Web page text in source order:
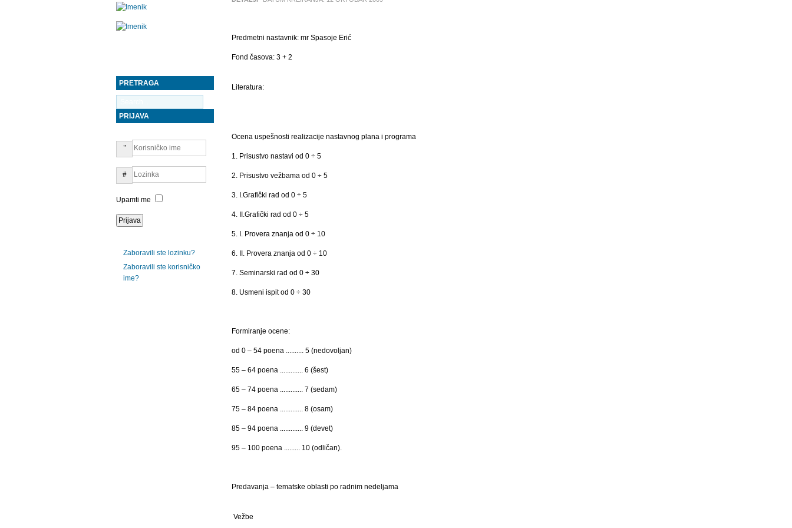
Predmetni nastavnik: mr Spasoje Erić
Fond časova: 3 + 2
Literatura:
Ocena uspešnosti realizacije nastavnog plana i programa
1. Prisustvo nastavi od 0 ÷ 5
2. Prisustvo vežbama od 0 ÷ 5
3. I.Grafički rad od 0 ÷ 5
4. II.Grafički rad od 0 ÷ 5
5. I. Provera znanja od 0 ÷ 10
6. II. Provera znanja od 0 ÷ 10
7. Seminarski rad od 0 ÷ 30
8. Usmeni ispit od 0 ÷ 30
Formiranje ocene:
od 0 – 54 poena .......... 5 (nedovoljan)
55 – 64 poena ............. 6 (šest)
65 – 74 poena ............. 7 (sedam)
75 – 84 poena ............. 8 (osam)
85 – 94 poena ............. 9 (devet)
95 – 100 poena ......... 10 (odličan).
Predavanja – tematske oblasti po radnim nedeljama
Vežbe
PRETRAGA
PRIJAVA
Upamti me
Zaboravili ste lozinku?
Zaboravili ste korisničko
ime?